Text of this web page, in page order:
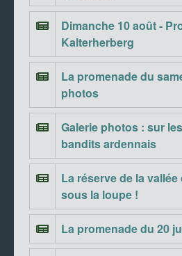
Dimanche 10 août -
Kalterherberg
La promenade du
photos
Galerie photos : sur
bandits ardennais
La réserve de la vallée
sous la loupe !
La promenade du 20